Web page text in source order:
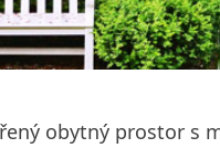
obytný prostor s